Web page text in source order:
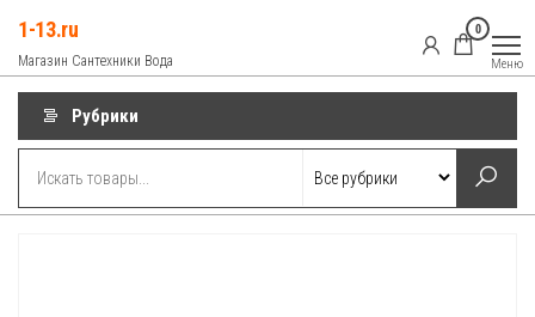
содержимому
1-13.ru
Магазин Сантехники Вода
0
Меню
Рубрики